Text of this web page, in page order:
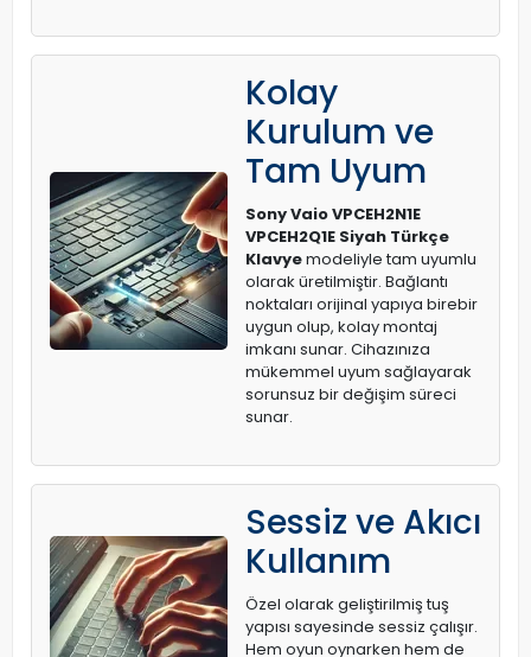
Kolay
Kurulum ve
Tam Uyum
Sony Vaio VPCEH2N1E
VPCEH2Q1E Siyah Türkçe
Klavyemodeliyle tam uyumlu
olarak üretilmiştir. Bağlantı
noktaları orijinal yapıya birebir
uygun olup, kolay montaj
imkanı sunar. Cihazınıza
mükemmel uyum sağlayarak
sorunsuz bir değişim süreci
sunar.
Sessiz ve Akıcı
Kullanım
Özel olarak geliştirilmiş tuş
yapısı sayesinde sessiz çalışır.
Hem oyun oynarken hem de